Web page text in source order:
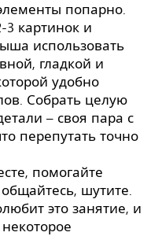
попарно.
3 картинок и
использовать
гладкой и
удобно
Собрать целую
– своя пара с
перепутать точно
помогайте
шутите.
это занятие, и